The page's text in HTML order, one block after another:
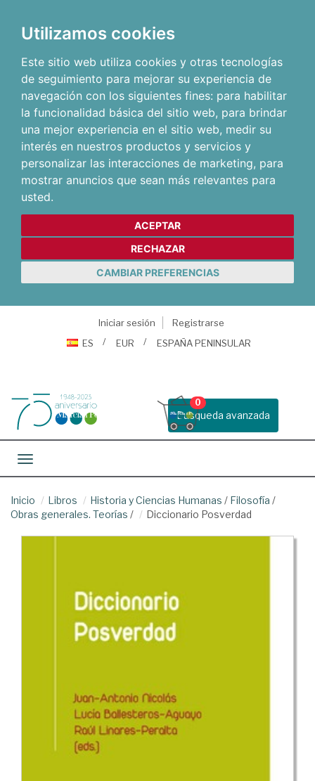
Utilizamos cookies
Este sitio web utiliza cookies y otras tecnologías
de seguimiento para mejorar su experiencia de
navegación con los siguientes fines: para habilitar
la funcionalidad básica del sitio web, para brindar
una mejor experiencia en el sitio web, medir su
interés en nuestros productos y servicios y
personalizar las interacciones de marketing, para
mostrar anuncios que sean más relevantes para
usted.
ACEPTAR
RECHAZAR
CAMBIAR PREFERENCIAS
Iniciar sesión
Registrarse
ES
EUR ESPAÑA PENINSULAR
Busqueda avanzada
0
Toggle navigation
Inicio Libros Historia y Ciencias Humanas / Filosofía /
Obras generales. Teorías / Diccionario Posverdad